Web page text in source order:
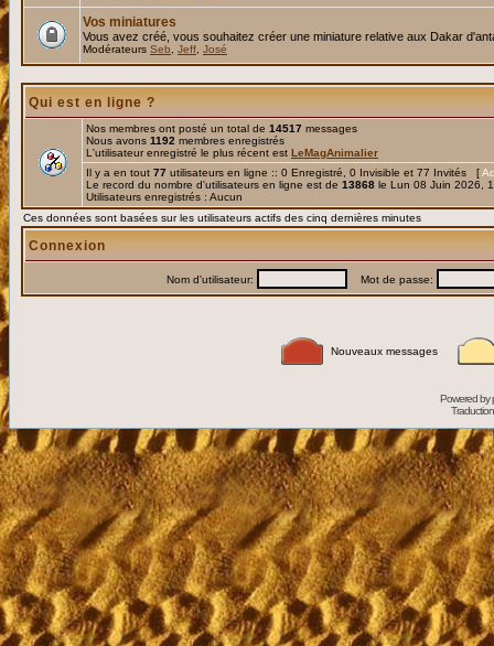
Vos miniatures
Vous avez créé, vous souhaitez créer une miniature relative aux Dakar
Modérateurs Seb Jeff José
Qui est en ligne ?
Nos membres ont posté un total de 14517 messages
Nous avons 1192 membres enregistrés
L'utilisateur enregistré le plus récent est LeMagAnimalier
Il y a en tout 77 utilisateurs en ligne :: 0 Enregistré, 0 Invisible et 77 Invités [
Le record du nombre d'utilisateurs en ligne est de 13868 le Lun 08 Juin 2026,
Utilisateurs enregistrés : Aucun
Ces données sont basées sur les utilisateurs actifs des cinq dernières minutes
Connexion
Nom d'utilisateur: Mot de passe:
Nouveaux messages
Powered by